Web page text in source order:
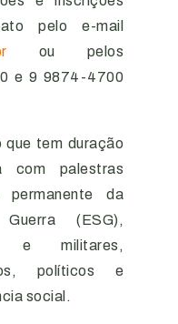
pelo e-mail
ou pelos
e 9 9874-4700
que tem duração
com palestras
permanente da
(ESG),
e militares,
políticos e
social.